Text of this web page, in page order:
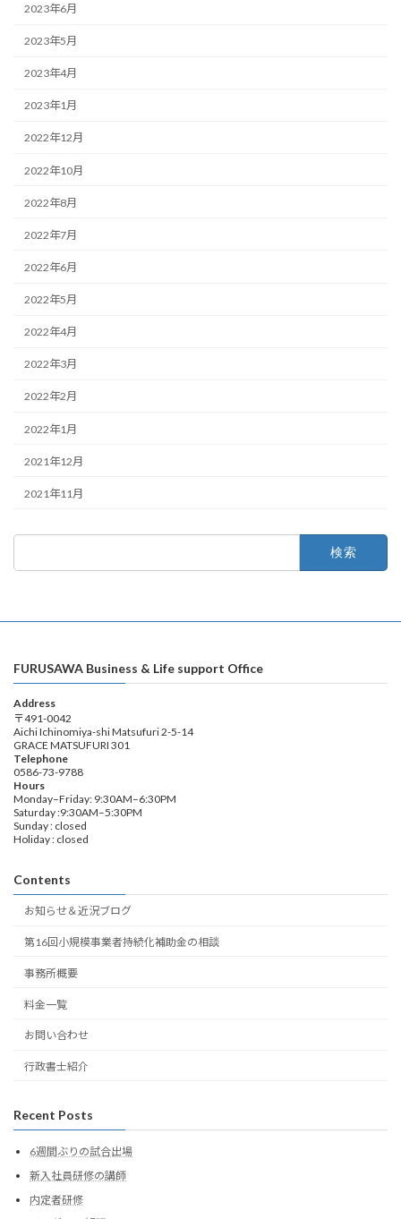
2023年6月
2023年5月
2023年4月
2023年1月
2022年12月
2022年10月
2022年8月
2022年7月
2022年6月
2022年5月
2022年4月
2022年3月
2022年2月
2022年1月
2021年12月
2021年11月
FURUSAWA Business & Life support Office
Address
〒491-0042
Aichi Ichinomiya-shi Matsufuri 2-5-14
GRACE MATSUFURI 301
Telephone
0586-73-9788
Hours
Monday–Friday: 9:30AM–6:30PM
Saturday :9:30AM–5:30PM
Sunday : closed
Holiday : closed
Contents
お知らせ＆近況ブログ
第16回小規模事業者持続化補助金の相談
事務所概要
料金一覧
お問い合わせ
行政書士紹介
Recent Posts
6週間ぶりの試合出場
新入社員研修の講師
内定者研修